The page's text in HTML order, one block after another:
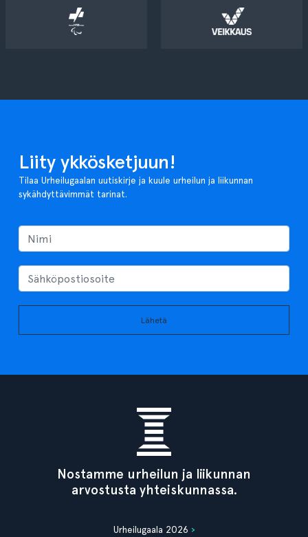
Liity ykkösketjuun!
Tilaa Urheilugaalan uutiskirje ja kuule urheilun ja liikunnan
sykähdyttävimmät tarinat.
Lähetä
Nostamme urheilun ja liikunnan
arvostusta yhteiskunnassa.
Urheilugaala 2026